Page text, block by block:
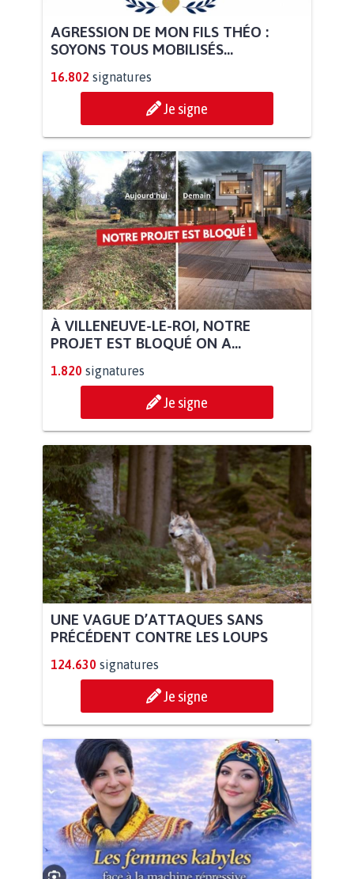
AGRESSION DE MON FILS THÉO :
SOYONS TOUS MOBILISÉS...
16.802 signatures
Je signe
À VILLENEUVE-LE-ROI, NOTRE
PROJET EST BLOQUÉ ON A...
1.820 signatures
Je signe
UNE VAGUE D’ATTAQUES SANS
PRÉCÉDENT CONTRE LES LOUPS
124.630 signatures
Je signe